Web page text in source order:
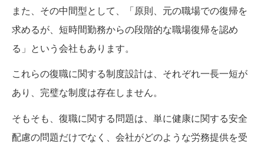
また、その中間型として、「原則、元の職場での復帰を
求めるが、短時間勤務からの段階的な職場復帰を認め
る」という会社もあります。
これらの復職に関する制度設計は、それぞれ一長一短が
あり、完璧な制度は存在しません。
そもそも、復職に関する問題は、単に健康に関する安全
配慮の問題だけでなく、会社がどのような労務提供を受